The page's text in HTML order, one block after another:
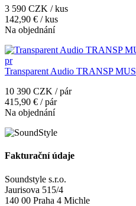
3 590 CZK / kus
142,90 € / kus
Na objednání
Transparent Audio TRANSP
10 390 CZK / pár
415,90 € / pár
Na objednání
Fakturační údaje
Soundstyle s.r.o.
Jaurisova 515/4
140 00 Praha 4 Michle